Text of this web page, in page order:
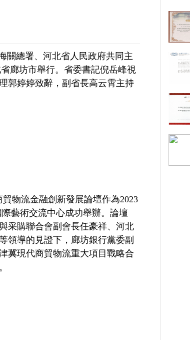
關總署、河北省人民政府共同主
廊坊市舉行。省委書記倪岳峰視
郭婷婷致辭，副省長高云霄主持
物流金融創新發展論壇作為2023
藝術交流中心成功舉辦。論壇
采購聯合會副會長任豪祥、河北
領導的見證下，廊坊銀行黨委副
冀現代商貿物流重大項目戰略合